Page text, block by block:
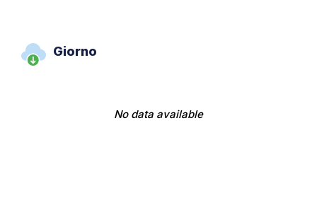
Giorno
No data available